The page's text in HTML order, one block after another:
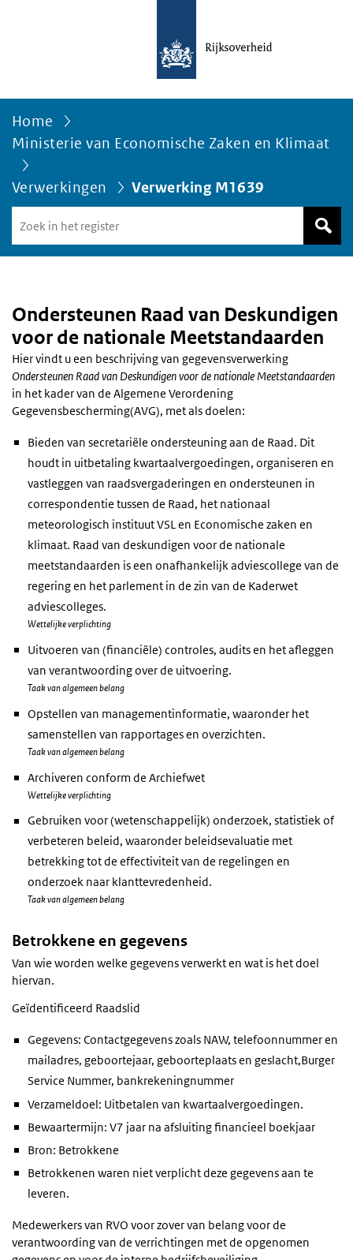
Home
Ministerie van Economische Zaken en Klimaat
Verwerkingen Verwerking M1639
in
het
Ondersteunen Raad van Deskundigen
voor de nationale Meetstandaarden
Hier vindt u een beschrijving van gegevensverwerking
Ondersteunen Raad van Deskundigen voor de nationale Meetstandaarden
in het kader van de Algemene Verordening
Gegevensbescherming(AVG), met als doelen:
Bieden van secretariële ondersteuning aan de Raad. Dit
houdt in uitbetaling kwartaalvergoedingen, organiseren en
vastleggen van raadsvergaderingen en ondersteunen in
correspondentie tussen de Raad, het nationaal
meteorologisch instituut VSL en Economische zaken en
klimaat. Raad van deskundigen voor de nationale
meetstandaarden is een onafhankelijk adviescollege van de
regering en het parlement in de zin van de Kaderwet
adviescolleges.
Wettelijke verplichting
Uitvoeren van (financiële) controles, audits en het afleggen
van verantwoording over de uitvoering.
Taak van algemeen belang
Opstellen van managementinformatie, waaronder het
samenstellen van rapportages en overzichten.
Taak van algemeen belang
Archiveren conform de Archiefwet
Wettelijke verplichting
Gebruiken voor (wetenschappelijk) onderzoek, statistiek of
verbeteren beleid, waaronder beleidsevaluatie met
betrekking tot de effectiviteit van de regelingen en
onderzoek naar klanttevredenheid.
Taak van algemeen belang
Betrokkene en gegevens
Van wie worden welke gegevens verwerkt en wat is het doel
hiervan.
Geïdentificeerd Raadslid
Gegevens: Contactgegevens zoals NAW, telefoonnummer en
mailadres, geboortejaar, geboorteplaats en geslacht,Burger
Service Nummer, bankrekeningnummer
Verzameldoel: Uitbetalen van kwartaalvergoedingen.
Bewaartermijn: V7 jaar na afsluiting financieel boekjaar
Bron: Betrokkene
Betrokkenen waren niet verplicht deze gegevens aan te
leveren.
Medewerkers van RVO voor zover van belang voor de
verantwoording van de verrichtingen met de opgenomen